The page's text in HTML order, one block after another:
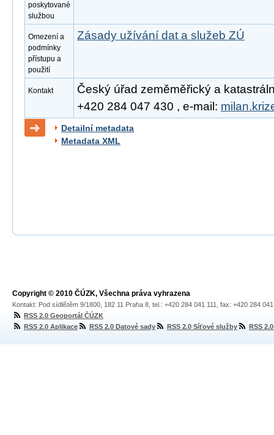
poskytované
službou
Omezení a
podmínky
přístupu a
použití
Zásady užívání dat a služeb ZÚ
Kontakt
Český úřad zeměměřický a
+420 284 047 430 , e-mail:
Detailní metadata
Metadata XML
Copyright © 2010 ČÚZK, Všechna práva vyhrazena
Kontakt: Pod sídlištěm 9/1800, 182 11 Praha 8, tel.: +420 284 041 111, fax: +420 284
RSS 2.0 Geoportál ČÚZK
RSS 2.0 Aplikace
RSS 2.0 Datové sady RSS 2.0 Síťové služby RSS